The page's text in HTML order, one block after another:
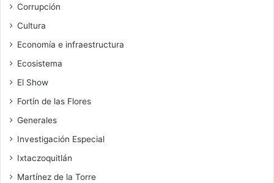
Corrupción
Cultura
Economía e infraestructura
Ecosistema
El Show
Fortín de las Flores
Generales
Investigación Especial
Ixtaczoquitlán
Martínez de la Torre